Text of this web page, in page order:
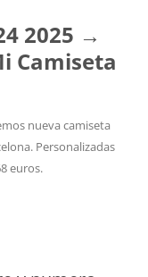
2025 →
Camiseta
nueva camiseta
Personalizadas
euros.